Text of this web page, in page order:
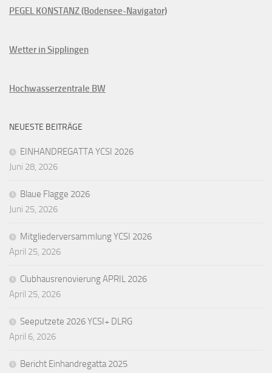
PEGEL KONSTANZ (Bodensee-Navigator)
Wetter in Sipplingen
Hochwasserzentrale BW
NEUESTE BEITRÄGE
EINHANDREGATTA YCSI 2026
Juni 28, 2026
Blaue Flagge 2026
Juni 25, 2026
Mitgliederversammlung YCSI 2026
April 25, 2026
Clubhausrenovierung APRIL 2026
April 25, 2026
Seeputzete 2026 YCSI+ DLRG
April 6, 2026
Bericht Einhandregatta 2025